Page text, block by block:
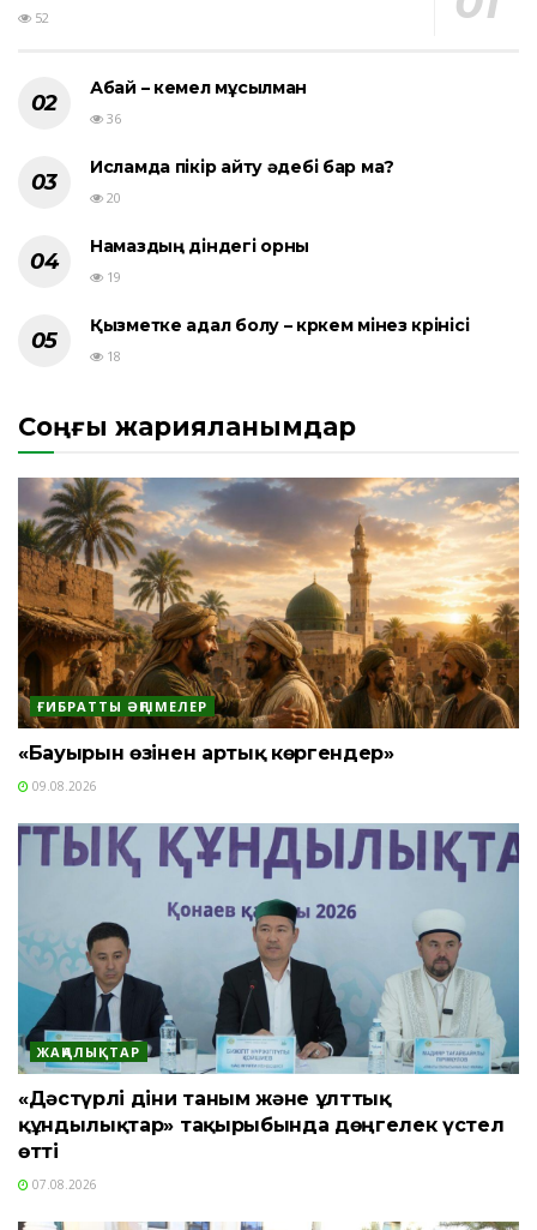
52
Абай – кемел мұсылман
36
Исламда пікір айту әдебі бар ма?
20
Намаздың діндегі орны
19
Қызметке адал болу – көркем мінез көрінісі
18
Соңғы жарияланымдар
ҒИБРАТТЫ ӘҢГІМЕЛЕР
«Бауырын өзінен артық көргендер»
09.08.2026
ЖАҢАЛЫҚТАР
«Дәстүрлі діни таным және ұлттық
құндылықтар» тақырыбында дөңгелек үстел
өтті
07.08.2026